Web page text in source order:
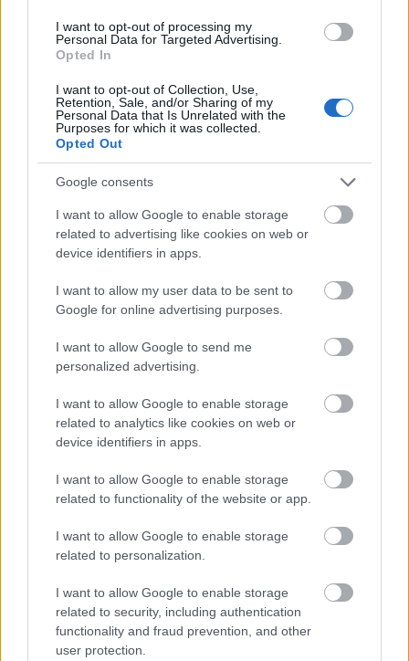
I want to opt-out of processing my
Personal Data for Targeted Advertising.
Opted In
I want to opt-out of Collection, Use,
Retention, Sale, and/or Sharing of my
Personal Data that Is Unrelated with the
Purposes for which it was collected.
Opted Out
Google consents
I want to allow Google to enable storage
related to advertising like cookies on web or
device identifiers in apps.
I want to allow my user data to be sent to
Google for online advertising purposes.
I want to allow Google to send me
personalized advertising.
I want to allow Google to enable storage
related to analytics like cookies on web or
device identifiers in apps.
I want to allow Google to enable storage
related to functionality of the website or app.
I want to allow Google to enable storage
related to personalization.
I want to allow Google to enable storage
related to security, including authentication
functionality and fraud prevention, and other
user protection.
Címkék:színek otthon lakberendezés lakások stílusok
Ajánlott bejegyzések:
Nagy átalakulás bútorcsere nélkül
A lakásfelújítás csapdái: ne csak a mának
tervezz!
ötlet
5 könnyen követhető stílustipp
buktatóit